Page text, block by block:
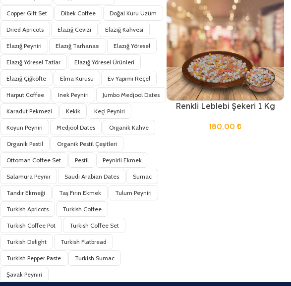
Copper Gift Set Dibek Coffee Doğal Kuru Üzüm
Dried Apricots Elazığ Cevizi Elazığ Kahvesi
Elazığ Peyniri Elazığ Tarhanası Elazığ Yöresel
Elazığ Yöresel Tatlar Elazığ Yöresel Ürünleri
Elazığ Çiğköfte Elma Kurusu Ev Yapımı Reçel
Harput Coffee Inek Peyniri Jumbo Medjool Dates
Karadut Pekmezi Kekik Keçi Peyniri
Koyun Peyniri Medjool Dates Organik Kahve
Organik Pestil Organik Pestil Çeşitleri
Ottoman Coffee Set Pestil Peynirli Ekmek
Salamura Peynir Saudi Arabian Dates Sumac
Tandır Ekmeği Taş Fırın Ekmek Tulum Peyniri
Turkish Apricots Turkish Coffee
Turkish Coffee Pot Turkish Coffee Set
Turkish Delight Turkish Flatbread
Turkish Pepper Paste Turkish Sumac
Şavak Peyniri
Renkli Leblebi Şekeri 1 Kg
180,00 ₺